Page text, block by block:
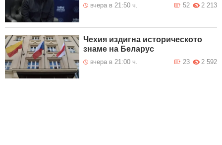
вчера в 21:50 ч. 2 213
52
Чехия издигна историческото
знаме на Беларус
вчера в 21:00 ч. 2 592
23